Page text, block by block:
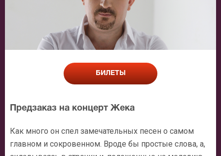
БИЛЕТЫ
Предзаказ на концерт Жека
Как много он спел замечательных песен о самом
главном и сокровенном. Вроде бы простые слова, а,